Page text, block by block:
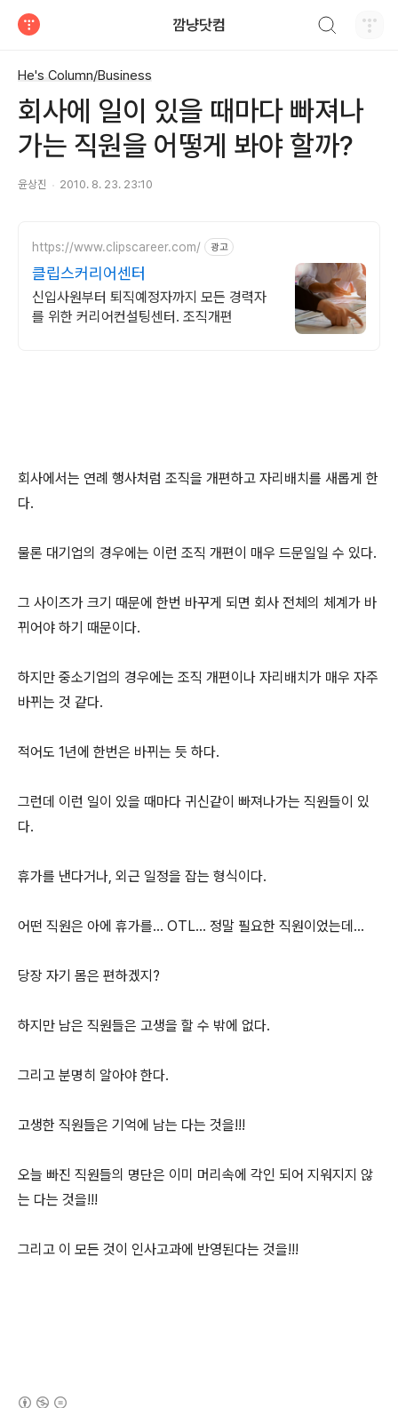
깜냥닷컴
He's Column/Business
회사에 일이 있을 때마다 빠져나
가는 직원을 어떻게 봐야 할까?
윤상진 2010. 8. 23. 23:10
https://www.clipscareer.com/ 광고
클립스커리어센터
신입사원부터 퇴직예정자까지 모든 경력자
를 위한 커리어컨설팅센터. 조직개편
회사에서는 연례 행사처럼 조직을 개편하고 자리배치를 새롭게 한
다.
물론 대기업의 경우에는 이런 조직 개편이 매우 드문일일 수 있다.
그 사이즈가 크기 때문에 한번 바꾸게 되면 회사 전체의 체계가 바
뀌어야 하기 때문이다.
하지만 중소기업의 경우에는 조직 개편이나 자리배치가 매우 자주
바뀌는 것 같다.
적어도 1년에 한번은 바뀌는 듯 하다.
그런데 이런 일이 있을 때마다 귀신같이 빠져나가는 직원들이 있
다.
휴가를 낸다거나, 외근 일정을 잡는 형식이다.
어떤 직원은 아에 휴가를... OTL... 정말 필요한 직원이었는데...
당장 자기 몸은 편하겠지?
하지만 남은 직원들은 고생을 할 수 밖에 없다.
그리고 분명히 알아야 한다.
고생한 직원들은 기억에 남는 다는 것을!!!
오늘 빠진 직원들의 명단은 이미 머리속에 각인 되어 지워지지 않
는 다는 것을!!!
그리고 이 모든 것이 인사고과에 반영된다는 것을!!!